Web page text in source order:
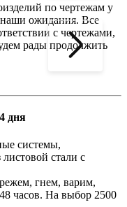
по чертежам у
наши ожидания. Все
с чертежами,
рады продолжить
дня
системы,
стали с
гнем, варим,
часов. На выбор 2500